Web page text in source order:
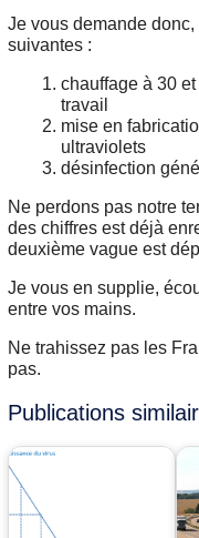
Je vous demande
suivantes :
chauffage à 30
travail
mise en
ultraviolets
désinfection
Ne perdons pas notre
des chiffres est déjà
deuxième vague est
Je vous en supplie,
entre vos mains.
Ne trahissez pas les
pas.
Publications